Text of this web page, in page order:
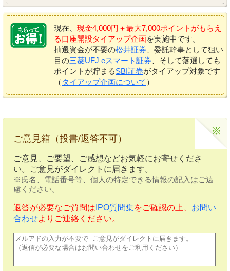
現在、 現金4,000円＋最大7,000ポイントがもらえ
る口座開設タイアップ企画を実施中です。
抽選資金が不要の松井証券 、委託幹事として狙い
目の三菱UFJ eスマート証券 、そして落選しても
ポイントが貯まるSBI証券がタイアップ対象です
（ タイアップ企画について ）
ご意見箱（投書/返答不可）
ご意見、ご要望、ご感想などお気軽にお寄せくださ
い。ご意見がダイレクトに届きます。
※氏名、電話番号等、個人の特定できる情報の記入はご遠
慮ください。
返答が必要なご質問は IPO質問集をご確認の上、 お問い
合わせよりご連絡ください。